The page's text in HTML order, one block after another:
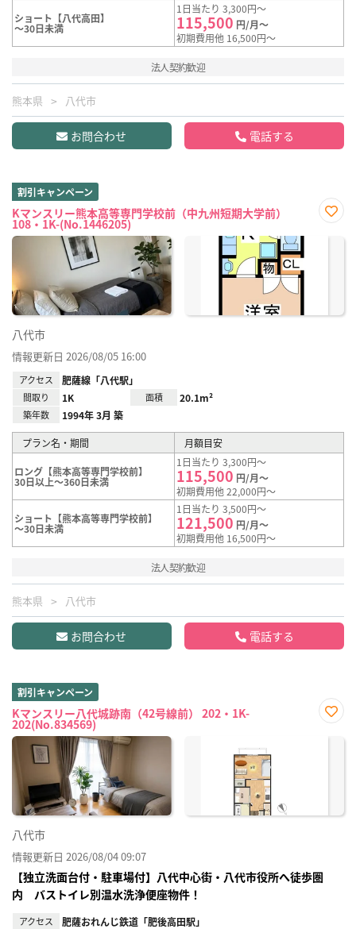
ショート【八代高田】
～30日未満
1日当たり 3,300円～
115,500 円/月～
初期費用他 16,500円～
法人契約歓迎
熊本県 八代市
お問合わせ 電話する
割引キャンペーン
Kマンスリー熊本高等専門学校前（中九州短期大学前）
108・1K-(No.1446205)
に入
八代市
情報更新日 2026/08/05 16:00
アクセス 肥薩線「八代駅」
間取り 1K 面積 20.1m²
築年数 1994年 3月 築
プラン名・期間 月額目安
ロング【熊本高等専門学校前】
30日以上～360日未満
1日当たり 3,300円～
115,500 円/月～
初期費用他 22,000円～
ショート【熊本高等専門学校前】
～30日未満
1日当たり 3,500円～
121,500 円/月～
初期費用他 16,500円～
法人契約歓迎
熊本県 八代市
お問合わせ 電話する
割引キャンペーン
Kマンスリー八代城跡南（42号線前） 202・1K-
202(No.834569)
に入
八代市
情報更新日 2026/08/04 09:07
【独立洗面台付・駐車場付】八代中心街・八代市役所へ徒歩圏
内 バストイレ別温水洗浄便座物件！
アクセス 肥薩おれんじ鉄道「肥後高田駅」